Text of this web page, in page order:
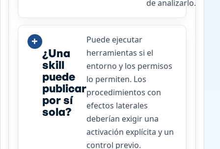
de analizarlo.
¿Una
skill
puede
publicar
por sí
sola?
Puede ejecutar
herramientas si el
entorno y los permisos
lo permiten. Los
procedimientos con
efectos laterales
deberían exigir una
activación explícita y un
control previo.